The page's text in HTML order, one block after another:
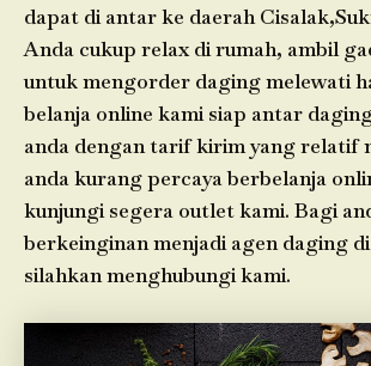
dapat di antar ke daerah
Anda cukup relax di rumah, ambil
untuk mengorder daging melewati
belanja online kami siap antar
anda dengan tarif kirim yang relatif
anda kurang percaya berbelanja
kunjungi segera outlet kami. Bagi
berkeinginan menjadi agen daging
silahkan menghubungi kami.